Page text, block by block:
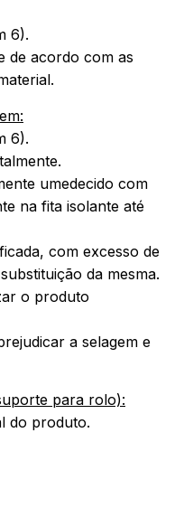
6).
de acordo com as
6).
umedecido com
na fita isolante até
com excesso de
da mesma.
o produto
a selagem e
para rolo):
do produto.